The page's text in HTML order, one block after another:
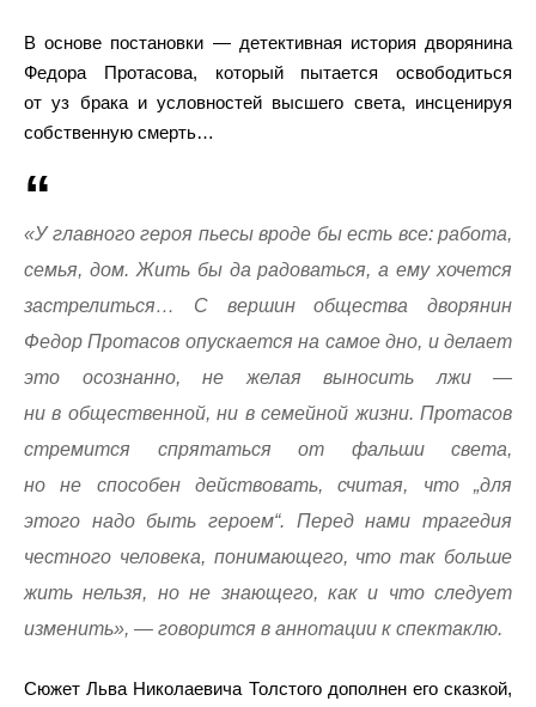
В основе постановки — детективная история дворянина
Федора Протасова, который пытается освободиться
от уз брака и условностей высшего света, инсценируя
собственную смерть…
«У главного героя пьесы вроде бы есть все: работа,
семья, дом. Жить бы да радоваться, а ему хочется
застрелиться… С вершин общества дворянин
Федор Протасов опускается на самое дно, и делает
это осознанно, не желая выносить лжи —
ни в общественной, ни в семейной жизни. Протасов
стремится спрятаться от фальши света,
но не способен действовать, считая, что „для
этого надо быть героем“. Перед нами трагедия
честного человека, понимающего, что так больше
жить нельзя, но не знающего, как и что следует
изменить», — говорится в аннотации к спектаклю.
Сюжет Льва Николаевича Толстого дополнен его сказкой,